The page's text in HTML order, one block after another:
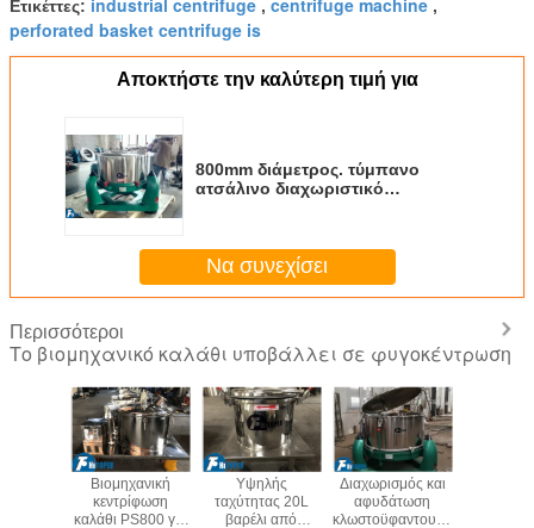
Ετικέττες: , ,
perforated basket centrifuge is
Αποκτήστε την καλύτερη τιμή για
800mm διάμετρος. τύμπανο
ατσάλινο διαχωριστικό
Να συνεχίσει
Περισσότεροι
Το βιομηχανικό καλάθι υποβάλλει σε φυγοκέντρωση
Βιομηχανική
κεντρίφωση
καλάθι PS800 για
Υψηλής
ταχύτητας 20L
βαρέλι από
Διαχωρισμός και
αφυδάτωση
κλωστοϋφαντουργικών